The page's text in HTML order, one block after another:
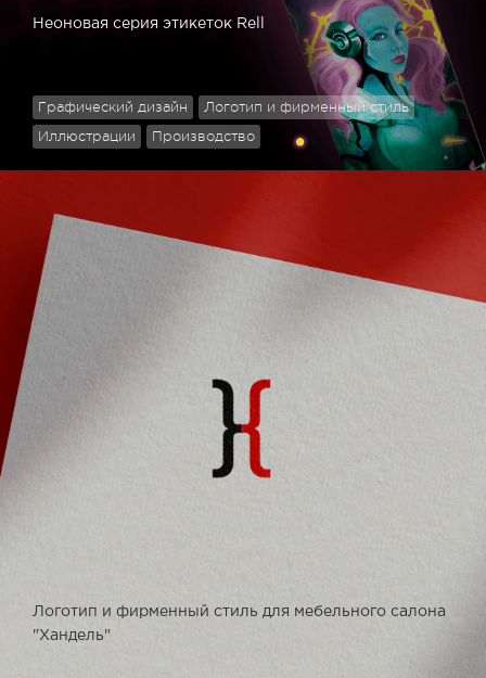
Неоновая серия этикеток Rell
Графический дизайн
Логотип и фирменный стиль
Иллюстрации
Производство
Логотип и фирменный стиль для мебельного салона
"Хандель"